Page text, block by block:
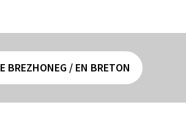
E BREZHONEG / EN BRETON